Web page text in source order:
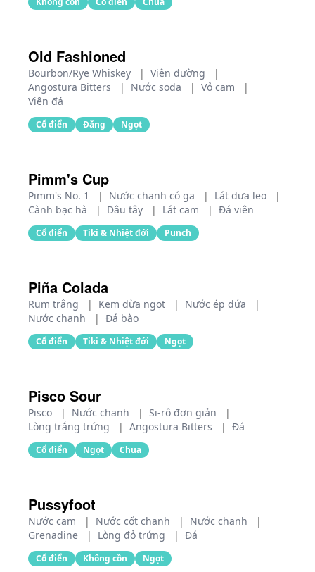
Old Fashioned
Bourbon/Rye Whiskey | Viên đường
|
Angostura Bitters
| Nước soda | Vỏ cam
|
Viên đá
Cổ điển Đắng Ngọt
Pimm's Cup
Pimm's No. 1 | Nước chanh có ga | Lát dưa leo
|
Cành bạc hà
| Dâu tây | Lát cam | Đá viên
Cổ điển Tiki & Nhiệt đới Punch
Piña Colada
Rum trắng | Kem dừa ngọt | Nước ép dứa
|
Nước chanh
| Đá bào
Cổ điển Tiki & Nhiệt đới Ngọt
Pisco Sour
Pisco | Nước chanh | Si-rô đơn giản
|
Lòng trắng trứng
| Angostura Bitters | Đá
Cổ điển Ngọt Chua
Pussyfoot
Nước cam | Nước cốt chanh | Nước chanh
|
Grenadine
| Lòng đỏ trứng | Đá
Cổ điển Không cồn Ngọt